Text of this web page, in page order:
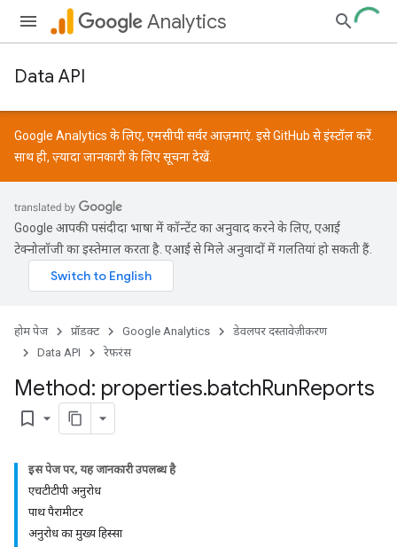
Analytics
Data API
Google Analytics के लिए, एमसीपी सर्वर आज़माएं. इसेGitHub से इंस्टॉल करें.
साथ ही, ज़्यादा जानकारी के लिएसूचनादेखें.
Google आपकी पसंदीदा भाषा में कॉन्टेंट का अनुवाद करने के लिए, एआई
टेक्नोलॉजी का इस्तेमाल करता है. एआई से मिले अनुवादों में गलतियां हो सकती हैं.
होम पेज प्रॉडक्ट Google Analytics
डेवलपर दस्तावेज़ीकरण
Data API
रेफ़रंस
Method: properties.batchRunReports
bookmark_border
इस पेज पर, यह जानकारी उपलब्ध है
एचटीटीपी अनुरोध
पाथ पैरामीटर
अनुरोध का मुख्य हिस्सा